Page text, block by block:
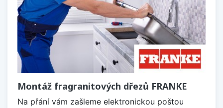
Montáž fragranitových dřezů FRANKE
Na přání vám zašleme elektronickou poštou